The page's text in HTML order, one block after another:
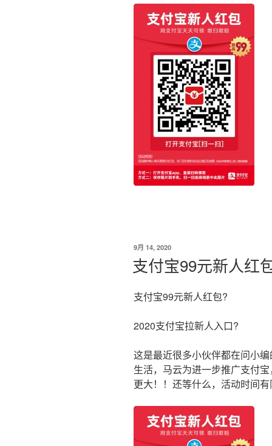
发
布
于
9月 14, 2020
支付宝99元新人红
支付宝99元新人红包?
2020支付宝拉新人入口?
这是最近很多小伙伴都在问小
生活，马云为进一步推广支付
更大！！还等什么，活动时间